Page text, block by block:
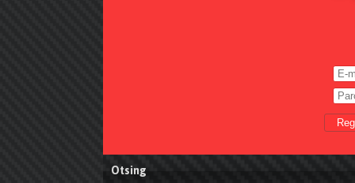
Otsing